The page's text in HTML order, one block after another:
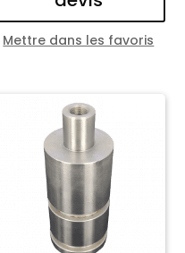
Mettre dans les favoris